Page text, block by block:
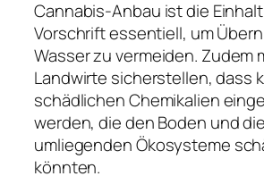
Cannabis-Anbau ist die
Vorschrift essentiell, um
Wasser zu vermeiden. Zudem
Landwirte sicherstellen, dass
schädlichen Chemikalien
werden, die den Boden und die
umliegenden Ökosysteme
könnten.